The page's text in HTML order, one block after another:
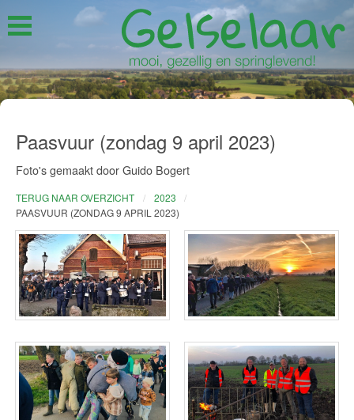
Paasvuur (zondag 9 april 2023)
Foto's gemaakt door Guido Bogert
TERUG NAAR OVERZICHT
2023
PAASVUUR (ZONDAG 9 APRIL 2023)